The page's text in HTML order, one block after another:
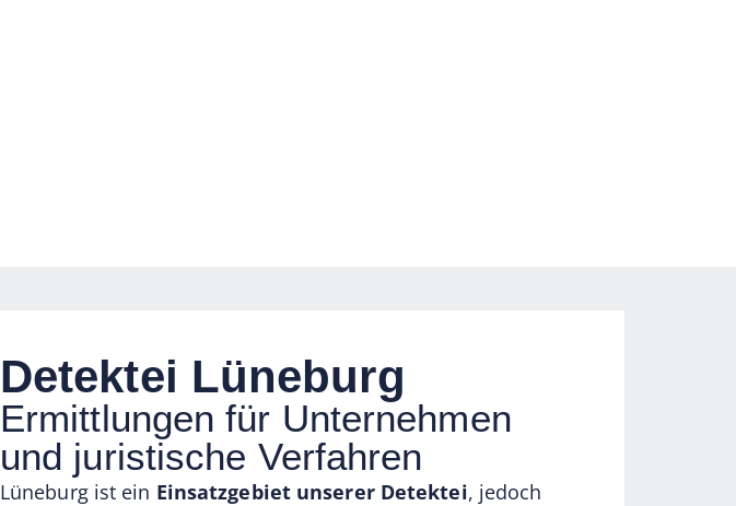
Detektei Lüneburg
Ermittlungen für Unternehmen
und juristische Verfahren
Lüneburg ist ein Einsatzgebiet unserer Detektei, jedoch